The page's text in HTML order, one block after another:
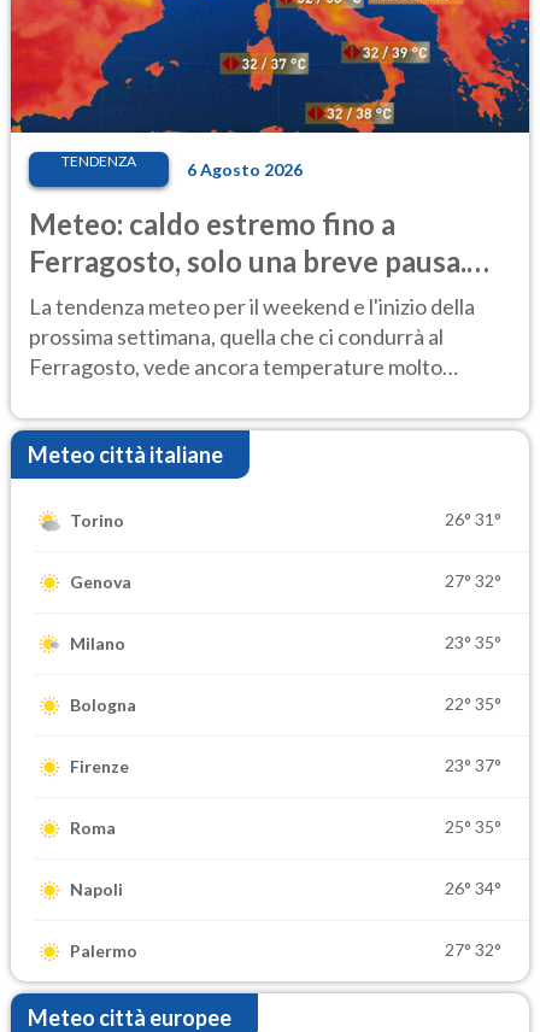
TENDENZA 6 Agosto 2026
Meteo: caldo estremo fino a
Ferragosto, solo una breve pausa.
Ecco dove
La tendenza meteo per il weekend e l'inizio della
prossima settimana, quella che ci condurrà al
Ferragosto, vede ancora temperature molto
Meteo città italiane
Torino 26° 31°
Genova 27° 32°
Milano 23° 35°
Bologna 22° 35°
Firenze 23° 37°
Roma 25° 35°
Napoli 26° 34°
Palermo 27° 32°
Meteo città europee